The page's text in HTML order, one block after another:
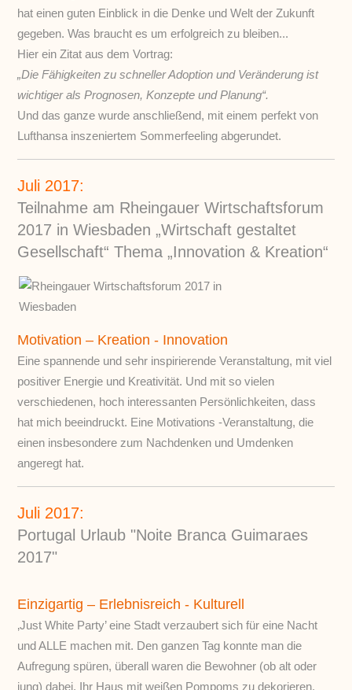
hat einen guten Einblick in die Denke und Welt der Zukunft
gegeben. Was braucht es um erfolgreich zu bleiben...
Hier ein Zitat aus dem Vortrag:
„Die Fähigkeiten zu schneller Adoption und Veränderung ist
wichtiger als Prognosen, Konzepte und Planung“.
Und das ganze wurde anschließend, mit einem perfekt von
Lufthansa inszeniertem Sommerfeeling abgerundet.
Juli 2017:
Teilnahme am Rheingauer Wirtschaftsforum
2017 in Wiesbaden „Wirtschaft gestaltet
Gesellschaft“ Thema „Innovation & Kreation“
Motivation – Kreation - Innovation
Eine spannende und sehr inspirierende Veranstaltung, mit viel
positiver Energie und Kreativität. Und mit so vielen
verschiedenen, hoch interessanten Persönlichkeiten, dass
hat mich beeindruckt. Eine Motivations -Veranstaltung, die
einen insbesondere zum Nachdenken und Umdenken
angeregt hat.
Juli 2017:
Portugal Urlaub "Noite Branca Guimaraes
2017"
Einzigartig – Erlebnisreich - Kulturell
‚Just White Party’ eine Stadt verzaubert sich für eine Nacht
und ALLE machen mit. Den ganzen Tag konnte man die
Aufregung spüren, überall waren die Bewohner (ob alt oder
jung) dabei, Ihr Haus mit weißen Pompoms zu dekorieren,